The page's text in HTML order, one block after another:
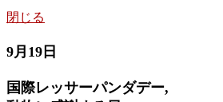
閉じる
9月19日
国際レッサーパンダデー,